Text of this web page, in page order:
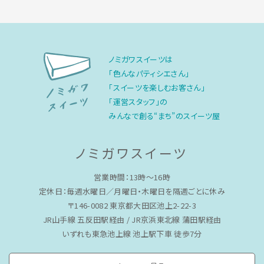
ノミガワスイーツは
「色んなパティシエさん」
「スイーツを楽しむお客さん」
「運営スタッフ」の
みんなで創る“まち”のスイーツ屋
ノミガワスイーツ
営業時間：13時〜16時
定休日：毎週水曜日／月曜日・木曜日を隔週ごとに休み
〒146-0082 東京都大田区池上2-22-3
JR山手線 五反田駅経由 / JR京浜東北線 蒲田駅経由
いずれも東急池上線 池上駅下車 徒歩7分